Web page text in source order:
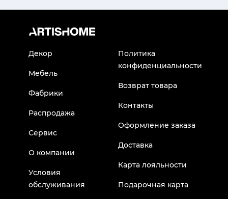
Декор
Мебель
Фабрики
Распродажа
Сервис
О компании
Условия
обслуживания
Политика
конфиденциальности
Возврат товара
Контакты
Оформление заказа
Доставка
Карта лояльности
Подарочная карта